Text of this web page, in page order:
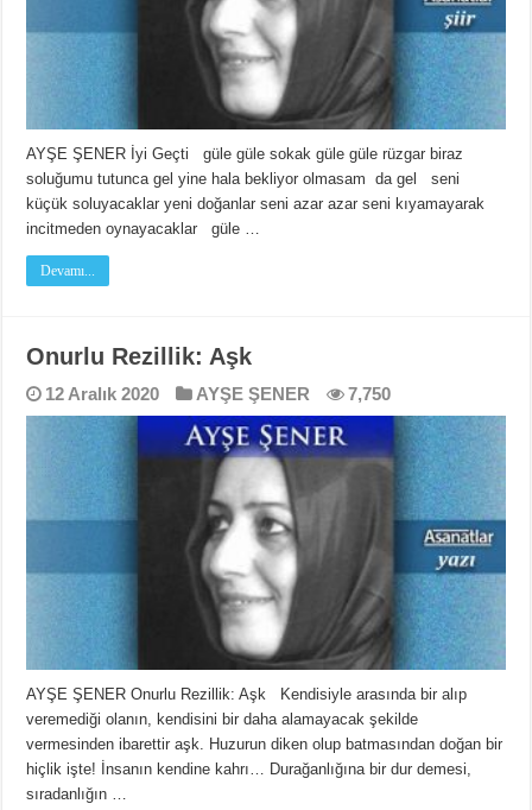
AYŞE ŞENER İyi Geçti güle güle sokak güle güle rüzgar biraz
soluğumu tutunca gel yine hala bekliyor olmasam da gel seni
küçük soluyacaklar yeni doğanlar seni azar azar seni kıyamayarak
incitmeden oynayacaklar güle …
Devamı...
Onurlu Rezillik: Aşk
12 Aralık 2020 AYŞE ŞENER 7,750
AYŞE ŞENER Onurlu Rezillik: Aşk Kendisiyle arasında bir alıp
veremediği olanın, kendisini bir daha alamayacak şekilde
vermesinden ibarettir aşk. Huzurun diken olup batmasından doğan bir
hiçlik işte! İnsanın kendine kahrı… Durağanlığına bir dur demesi,
sıradanlığın …